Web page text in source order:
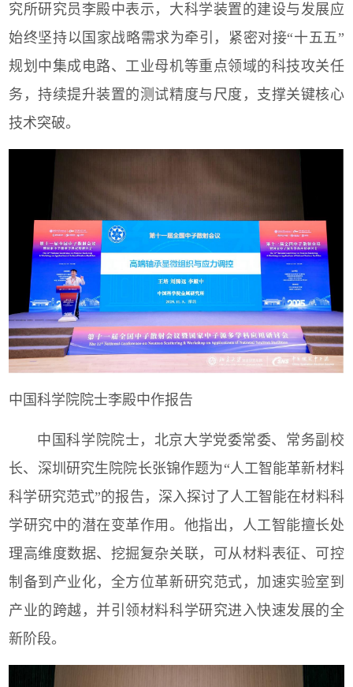
究所研究员李殿中表示，大科学装置的建设与发展应
始终坚持以国家战略需求为牵引，紧密对接“十五五”
规划中集成电路、工业母机等重点领域的科技攻关任
务，持续提升装置的测试精度与尺度，支撑关键核心
技术突破。
中国科学院院士李殿中作报告
中国科学院院士，北京大学党委常委、常务副校
长、深圳研究生院院长张锦作题为“人工智能革新材料
科学研究范式”的报告，深入探讨了人工智能在材料科
学研究中的潜在变革作用。他指出，人工智能擅长处
理高维度数据、挖掘复杂关联，可从材料表征、可控
制备到产业化，全方位革新研究范式，加速实验室到
产业的跨越，并引领材料科学研究进入快速发展的全
新阶段。